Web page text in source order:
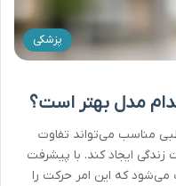
پزشکی
کدام مدل بهتر است؟
طبی مناسب می‌تواند تفاوت
ایجاد کند. با پیشرفت
می‌شود که این امر حرکت را